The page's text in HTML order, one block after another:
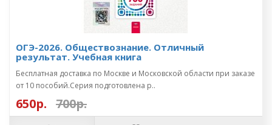
ОГЭ-2026. Обществознание. Отличный
результат. Учебная книга
Бесплатная доставка по Москве и Московской области при заказе
от 10 пособий.Серия подготовлена р..
650р. 700р.